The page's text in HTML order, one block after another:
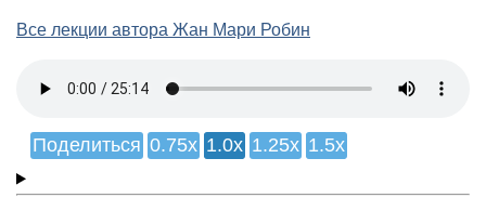
Все лекции автора Жан Мари Робин
Поделиться 0.75x 1.0x 1.25x 1.5x